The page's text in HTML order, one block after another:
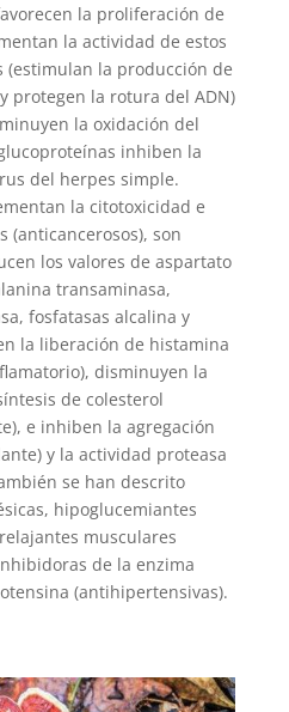
la proliferación de
la actividad de estos
(estimulan la producción de
protegen la rotura del ADN)
la oxidación del
inhiben la
del herpes simple.
la citotoxicidad e
(anticancerosos), son
los valores de aspartato
transaminasa,
fosfatasas alcalina y
la liberación de histamina
disminuyen la
de colesterol
e inhiben la agregación
y la actividad proteasa
se han descrito
hipoglucemiantes
musculares
de la enzima
(antihipertensivas).